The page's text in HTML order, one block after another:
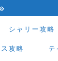
シャリー攻略
攻略 テ